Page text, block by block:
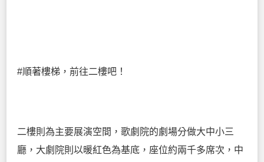
#順著樓梯，前往二樓吧！
二樓則為主要展演空間，歌劇院的劇場分做大中小三
廳，大劇院則以暖紅色為基底，座位約兩千多席次，中